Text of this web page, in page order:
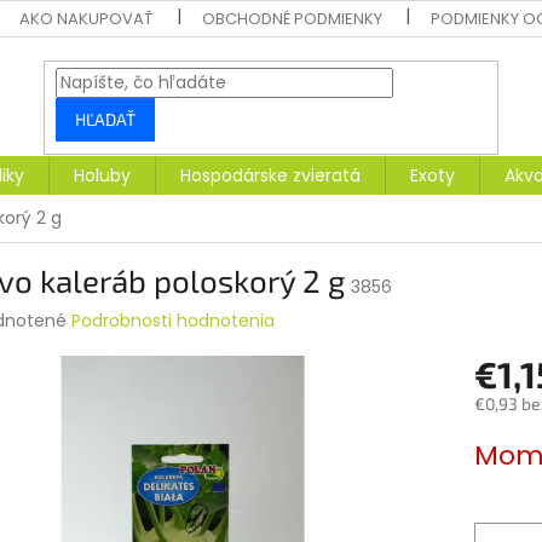
AKO NAKUPOVAŤ OBCHODNÉ PODMIENKY PODMIENKY
HĽADAŤ
Holuby Hospodárske zvieratá Exoty
2 g
kaleráb poloskorý 2 g 3856
Podrobnosti hodnotenia
€0,93
cena: